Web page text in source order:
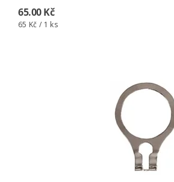
65.00 Kč
65 Kč / 1 ks